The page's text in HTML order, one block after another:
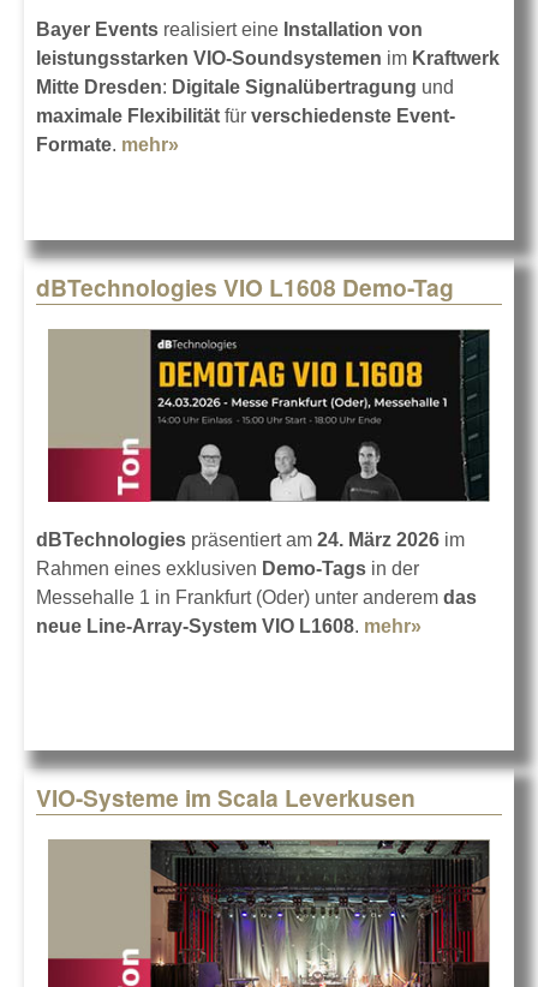
Bayer Events realisiert eine Installation von
leistungsstarken VIO-Soundsystemen im Kraftwerk
Mitte Dresden: Digitale Signalübertragung und
maximale Flexibilität für verschiedenste Event-
Formate. mehr»
dBTechnologies VIO L1608 Demo-Tag
dBTechnologies präsentiert am 24. März 2026 im
Rahmen eines exklusiven Demo-Tags in der
Messehalle 1 in Frankfurt (Oder) unter anderem das
neue Line-Array-System VIO L1608. mehr»
VIO-Systeme im Scala Leverkusen